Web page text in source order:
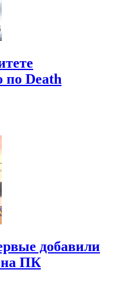
по Death
добавили
на ПК